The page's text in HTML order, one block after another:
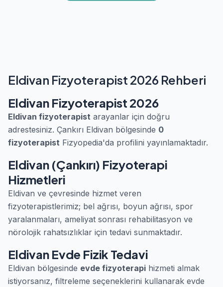
Eldivan Fizyoterapist 2026 Rehberi
Eldivan Fizyoterapist 2026
Eldivan fizyoterapist arayanlar için doğru
adrestesiniz. Çankırı Eldivan bölgesinde 0
fizyoterapist Fizyopedia'da profilini yayınlamaktadır.
Eldivan (Çankırı) Fizyoterapi
Hizmetleri
Eldivan ve çevresinde hizmet veren
fizyoterapistlerimiz; bel ağrısı, boyun ağrısı, spor
yaralanmaları, ameliyat sonrası rehabilitasyon ve
nörolojik rahatsızlıklar için tedavi sunmaktadır.
Eldivan Evde Fizik Tedavi
Eldivan bölgesinde evde fizyoterapi hizmeti almak
istiyorsanız, filtreleme seçeneklerini kullanarak evde